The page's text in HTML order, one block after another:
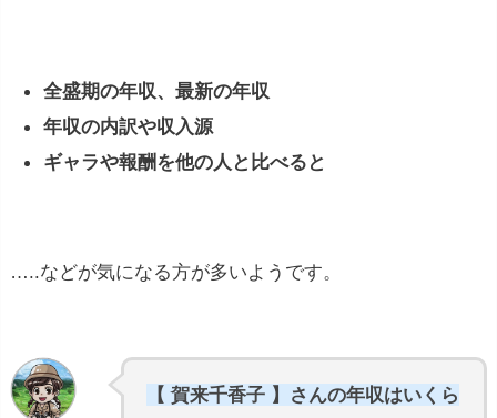
全盛期の年収、最新の年収
年収の内訳や収入源
ギャラや報酬を他の人と比べると
…..などが気になる方が多いようです。
【 賀来千香子 】さんの年収はいくら